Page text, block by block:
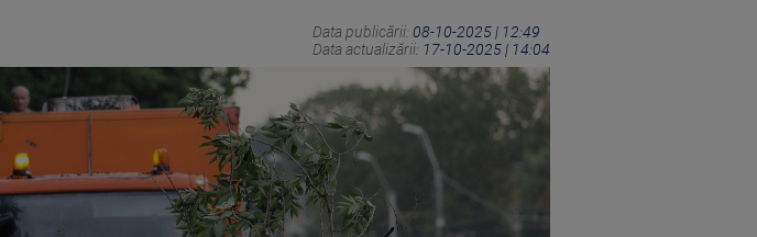
Data publicării: 08-10-2025 | 12:49
Data actualizării: 17-10-2025 | 14:04